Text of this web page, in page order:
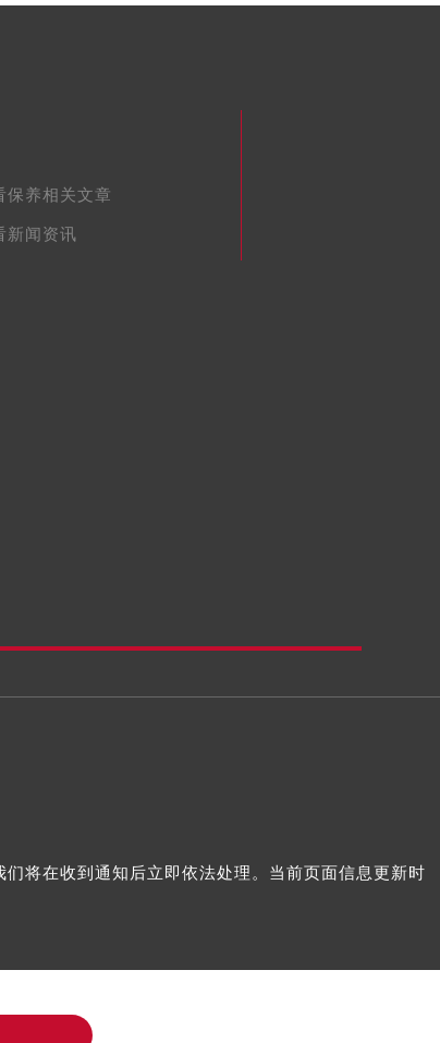
保养相关文章
新闻资讯
将在收到通知后立即依法处理。当前页面信息更新时